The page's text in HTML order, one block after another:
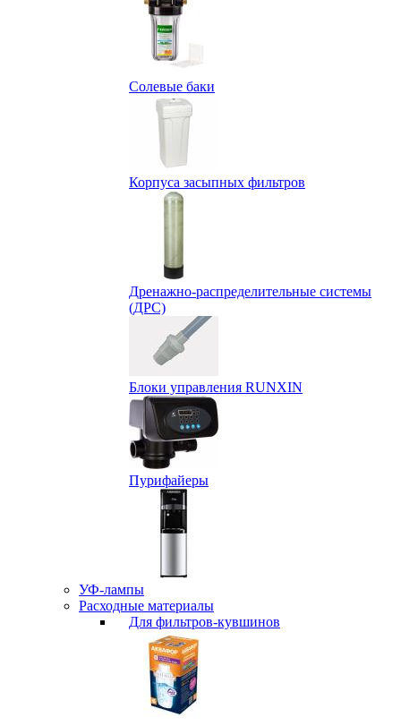
Солевые баки
Корпуса засыпных фильтров
Дренажно-распределительные системы
(ДРС)
Блоки управления RUNXIN
Пурифайеры
УФ-лампы
Расходные материалы
Для фильтров-кувшинов